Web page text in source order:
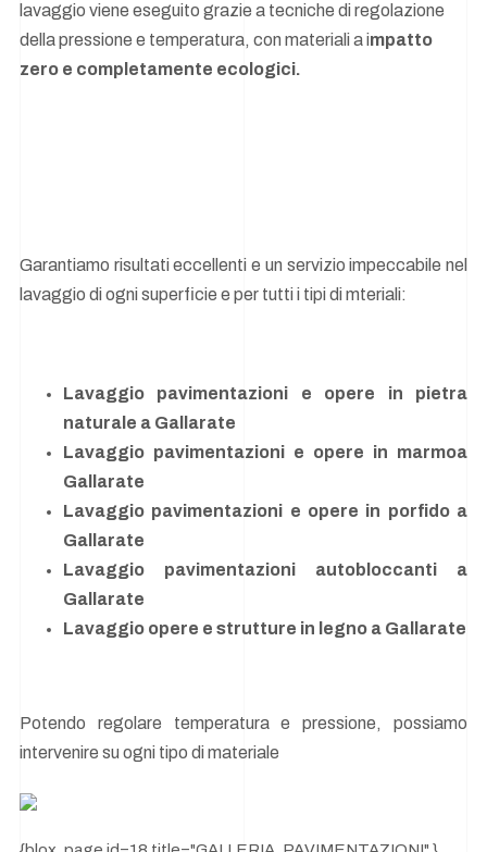
lavaggio viene eseguito grazie a tecniche di regolazione
della pressione e temperatura, con materiali a impatto
zero e completamente ecologici.
Garantiamo risultati eccellenti e un servizio impeccabile nel
lavaggio di ogni superficie e per tutti i tipi di mteriali:
Lavaggio pavimentazioni e opere in pietra
naturale a Gallarate
Lavaggio pavimentazioni e opere in marmoa
Gallarate
Lavaggio pavimentazioni e opere in porfido a
Gallarate
Lavaggio pavimentazioni autobloccanti a
Gallarate
Lavaggio opere e strutture in legno a Gallarate
Potendo regolare temperatura e pressione, possiamo
intervenire su ogni tipo di materiale